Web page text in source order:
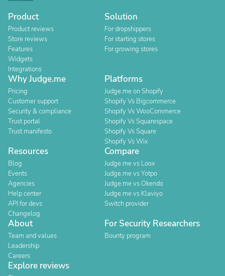
Product
Product reviews
Store reviews
Features
Widgets
Integrations
Solution
For dropshippers
For starting stores
For growing stores
Why Judge.me
Pricing
Customer support
Security & compliance
Trust portal
Trust manifesto
Platforms
Judge.me on Shopify
Shopify Vs Bigcommerce
Shopify Vs WooCommerce
Shopify Vs Squarespace
Shopify Vs Square
Shopify Vs Wix
Resources
Blog
Events
Agencies
Help center
API for devs
Changelog
Compare
Judge.me vs Loox
Judge.me vs Yotpo
Judge.me vs Okendo
Judge.me vs Klaviyo
Switch provider
About
Team and values
Leadership
Careers
For Security Researchers
Bounty program
Explore reviews